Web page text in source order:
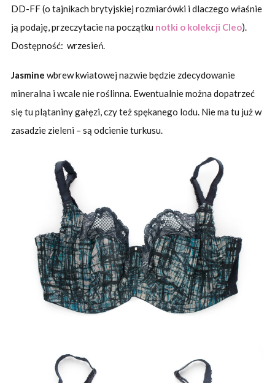
DD-FF (o tajnikach brytyjskiej rozmiarówki i dlaczego właśnie
ją podaję, przeczytacie na początku notki o kolekcji Cleo).
Dostępność: wrzesień.
Jasmine wbrew kwiatowej nazwie będzie zdecydowanie
mineralna i wcale nie roślinna. Ewentualnie można dopatrzeć
się tu plątaniny gałęzi, czy też spękanego lodu. Nie ma tu już w
zasadzie zieleni – są odcienie turkusu.